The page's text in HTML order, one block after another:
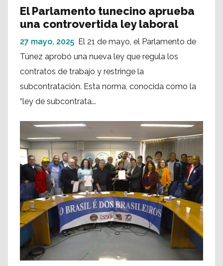
El Parlamento tunecino aprueba
una controvertida ley laboral
27 mayo, 2025 El 21 de mayo, el Parlamento de
Túnez aprobó una nueva ley que regula los
contratos de trabajo y restringe la
subcontratación. Esta norma, conocida como la
“ley de subcontrata...